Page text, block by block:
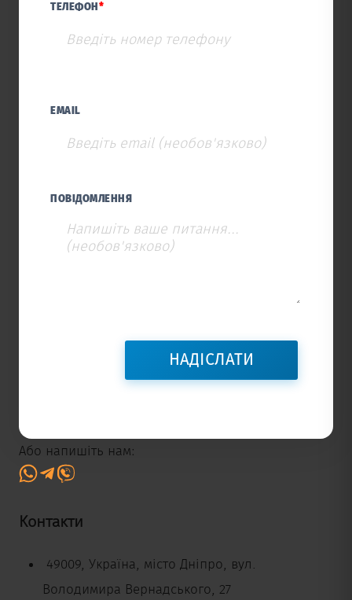
ТЕЛЕФОН *
EMAIL
ПОВІДОМЛЕННЯ
Або напишіть нам:
Контакти
49009, Україна, місто Дніпро, вул.
Володимира Вернадського, 27